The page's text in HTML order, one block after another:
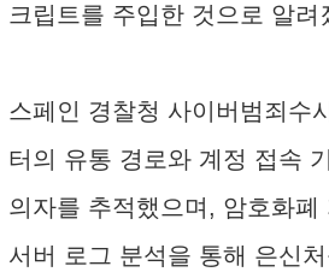
크립트를 주입한 것으로 알려
스페인 경찰청 사이버범죄수
터의 유통 경로와 계정 접속
의자를 추적했으며, 암호화
서버 로그 분석을 통해 은신